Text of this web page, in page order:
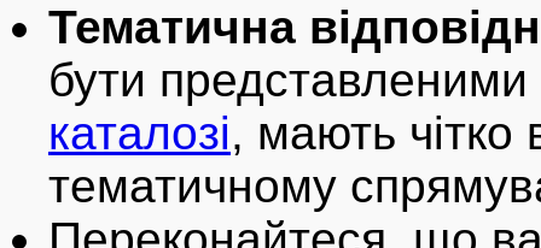
Тематична
бути
каталозі, мають чітко
тематичному